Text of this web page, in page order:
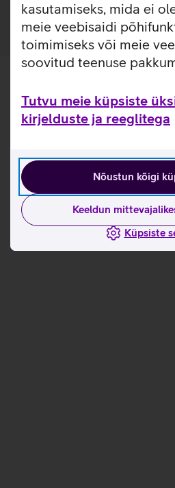
kasutamiseks, mida ei
meie veebisaidi
toimimiseks või meie
soovitud teenuse
Tutvu meie küpsiste
kirjelduste ja reeglitega
Nõustun kõigi
Keeldun
Küpsiste